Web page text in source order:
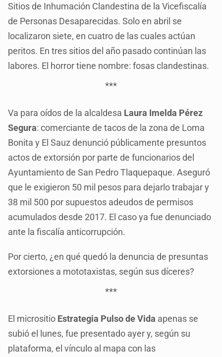
Sitios de Inhumación Clandestina de la Vicefiscalía
de Personas Desaparecidas. Solo en abril se
localizaron siete, en cuatro de las cuales actúan
peritos. En tres sitios del año pasado continúan las
labores. El horror tiene nombre: fosas clandestinas.
***
Va para oídos de la alcaldesa Laura Imelda Pérez
Segura: comerciante de tacos de la zona de Loma
Bonita y El Sauz denunció públicamente presuntos
actos de extorsión por parte de funcionarios del
Ayuntamiento de San Pedro Tlaquepaque. Aseguró
que le exigieron 50 mil pesos para dejarlo trabajar y
38 mil 500 por supuestos adeudos de permisos
acumulados desde 2017. El caso ya fue denunciado
ante la fiscalía anticorrupción.
Por cierto, ¿en qué quedó la denuncia de presuntas
extorsiones a mototaxistas, según sus díceres?
***
El micrositio Estrategia Pulso de Vida apenas se
subió el lunes, fue presentado ayer y, según su
plataforma, el vínculo al mapa con las